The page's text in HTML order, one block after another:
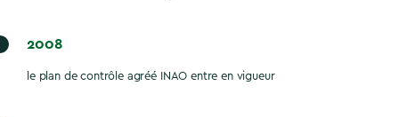
2008
le plan de contrôle agréé INAO entre en vigueur